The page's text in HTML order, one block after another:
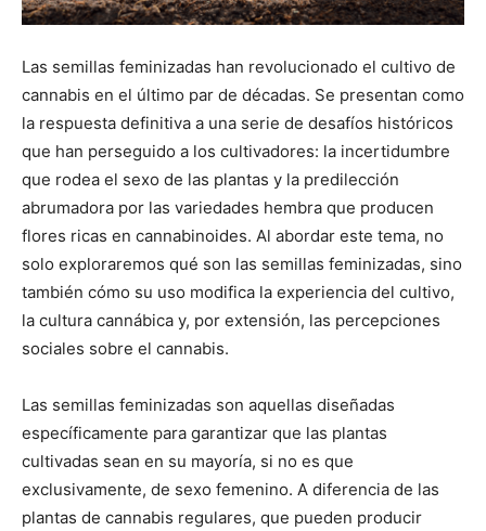
Las semillas feminizadas han revolucionado el cultivo de
cannabis en el último par de décadas. Se presentan como
la respuesta definitiva a una serie de desafíos históricos
que han perseguido a los cultivadores: la incertidumbre
que rodea el sexo de las plantas y la predilección
abrumadora por las variedades hembra que producen
flores ricas en cannabinoides. Al abordar este tema, no
solo exploraremos qué son las semillas feminizadas, sino
también cómo su uso modifica la experiencia del cultivo,
la cultura cannábica y, por extensión, las percepciones
sociales sobre el cannabis.
Las semillas feminizadas son aquellas diseñadas
específicamente para garantizar que las plantas
cultivadas sean en su mayoría, si no es que
exclusivamente, de sexo femenino. A diferencia de las
plantas de cannabis regulares, que pueden producir